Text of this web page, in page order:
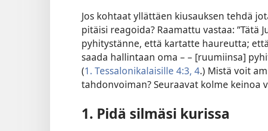
Jos kohtaat yllättäen kiusauksen tehdä
pitäisi reagoida? Raamattu vastaa: ”Tätä
pyhitystänne, että kartatte haureutta;
saada hallintaan oma – – [ruumiinsa]
(1. Tessalonikalaisille 4:3, 4.) Mistä voit
tahdonvoiman? Seuraavat kolme keinoa
1. Pidä silmäsi kurissa